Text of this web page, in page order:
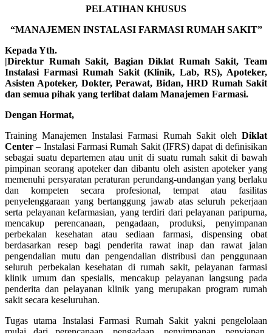
PELATIHAN KHUSUS
“MANAJEMEN INSTALASI FARMASI RUMAH SAKIT”
Kepada Yth.
|Direktur Rumah Sakit, Bagian Diklat Rumah Sakit, Team
Instalasi Farmasi Rumah Sakit (Klinik, Lab, RS), Apoteker,
Asisten Apoteker, Dokter, Perawat, Bidan, HRD Rumah Sakit
dan semua pihak yang terlibat dalam Manajemen Farmasi.
Dengan Hormat,
Training Manajemen Instalasi Farmasi Rumah Sakit oleh Diklat
Center – Instalasi Farmasi Rumah Sakit (IFRS) dapat di definisikan
sebagai suatu departemen atau unit di suatu rumah sakit di bawah
pimpinan seorang apoteker dan dibantu oleh asisten apoteker yang
memenuhi persyaratan peraturan perundang-undangan yang berlaku
dan kompeten secara profesional, tempat atau fasilitas
penyelenggaraan yang bertanggung jawab atas seluruh pekerjaan
serta pelayanan kefarmasian, yang terdiri dari pelayanan paripurna,
mencakup perencanaan, pengadaan, produksi, penyimpanan
perbekalan kesehatan atau sediaan farmasi, dispensing obat
berdasarkan resep bagi penderita rawat inap dan rawat jalan
pengendalian mutu dan pengendalian distribusi dan penggunaan
seluruh perbekalan kesehatan di rumah sakit, pelayanan farmasi
klinik umum dan spesialis, mencakup pelayanan langsung pada
penderita dan pelayanan klinik yang merupakan program rumah
sakit secara keseluruhan.
Tugas utama Instalasi Farmasi Rumah Sakit yakni pengelolaan